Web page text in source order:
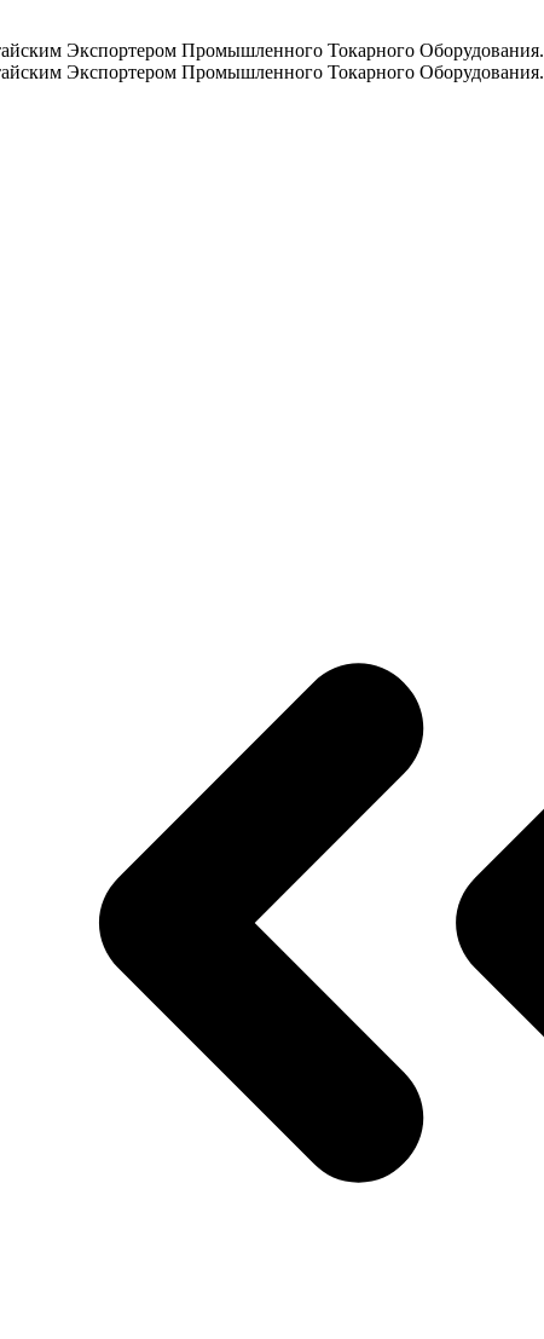
Экспортером Промышленного Токарного Оборудования.
Экспортером Промышленного Токарного Оборудования.